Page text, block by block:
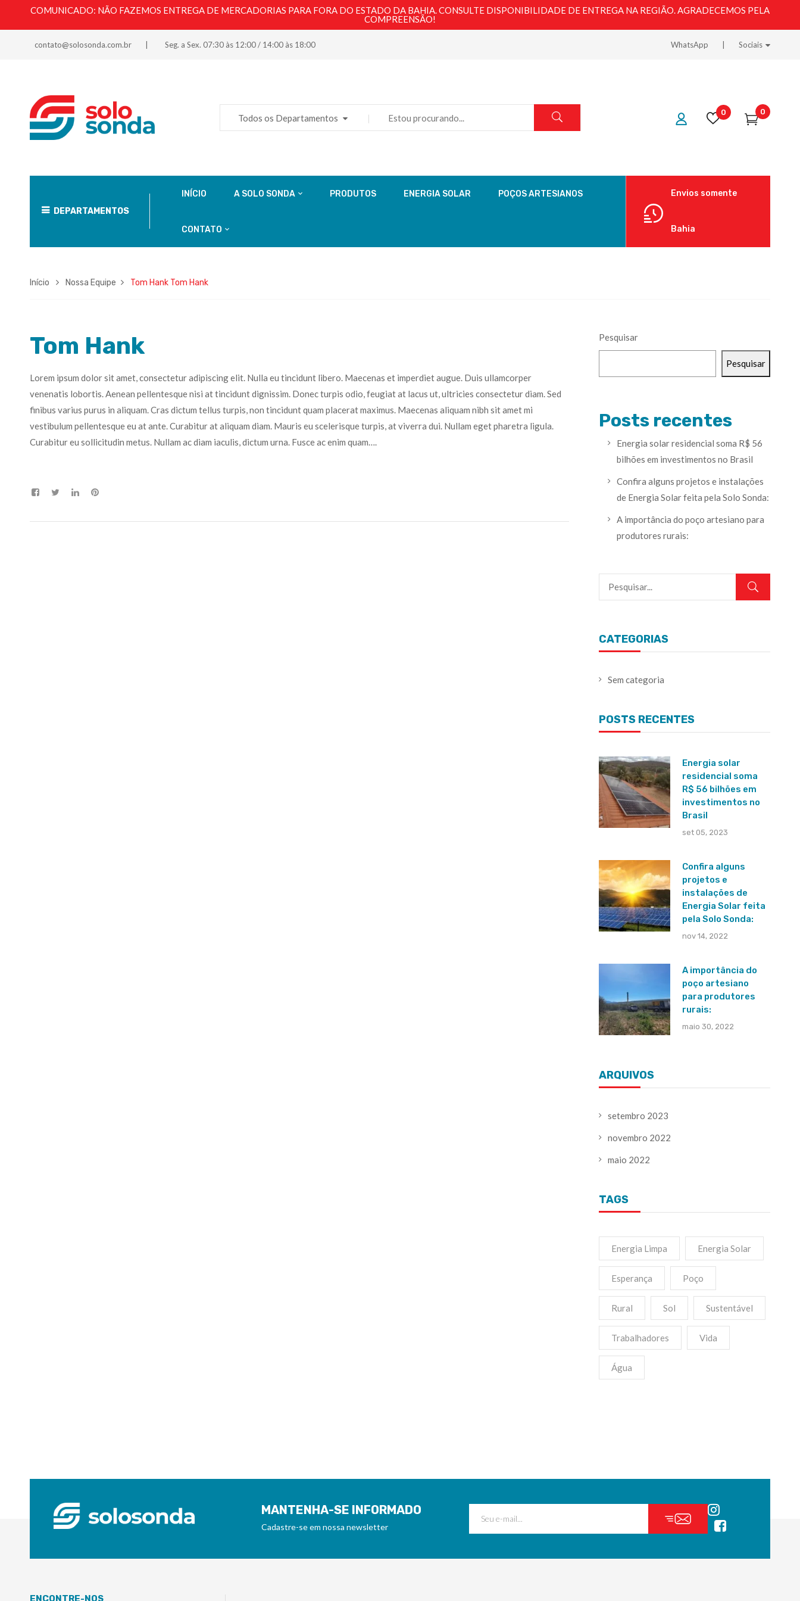
COMUNICADO: NÃO FAZEMOS ENTREGA DE MERCADORIAS PARA FORA DO ESTADO DA BAHIA. CONSULTE DISPONIBILIDADE DE ENTREGA NA REGIÃO. AGRADECEMOS PELA
COMPREENSÃO!
contato@solosonda.com.br Seg. a Sex. 07:30 às 12:00 / 14:00 às 18:00 WhatsApp Sociais
Todos os Departamentos
0 0
DEPARTAMENTOS
INÍCIO A SOLO SONDA PRODUTOS ENERGIA SOLAR POÇOS ARTESIANOS
CONTATO
Envios somente
Bahia
Início Nossa Equipe Tom Hank Tom Hank
Tom Hank
Lorem ipsum dolor sit amet, consectetur adipiscing elit. Nulla eu tincidunt libero. Maecenas et imperdiet augue. Duis ullamcorper
venenatis lobortis. Aenean pellentesque nisi at tincidunt dignissim. Donec turpis odio, feugiat at lacus ut, ultricies consectetur diam. Sed
finibus varius purus in aliquam. Cras dictum tellus turpis, non tincidunt quam placerat maximus. Maecenas aliquam nibh sit amet mi
vestibulum pellentesque eu at ante. Curabitur at aliquam diam. Mauris eu scelerisque turpis, at viverra dui. Nullam eget pharetra ligula.
Curabitur eu sollicitudin metus. Nullam ac diam iaculis, dictum urna. Fusce ac enim quam….
Pesquisar
Pesquisar
Posts recentes
Energia solar residencial soma R$ 56
bilhões em investimentos no Brasil
Confira alguns projetos e instalações
de Energia Solar feita pela Solo Sonda:
A importância do poço artesiano para
produtores rurais:
CATEGORIAS
Sem categoria
POSTS RECENTES
Energia solar
residencial soma
R$ 56 bilhões em
investimentos no
Brasil
set 05, 2023
Confira alguns
projetos e
instalações de
Energia Solar feita
pela Solo Sonda:
nov 14, 2022
A importância do
poço artesiano
para produtores
rurais:
maio 30, 2022
ARQUIVOS
setembro 2023
novembro 2022
maio 2022
TAGS
Energia Limpa Energia Solar
Esperança Poço
Rural Sol Sustentável
Trabalhadores Vida
Água
MANTENHA-SE INFORMADO
Cadastre-se em nossa newsletter
ENCONTRE-NOS